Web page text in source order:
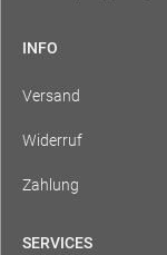
INFO
Versand
Widerruf
Zahlung
SERVICES